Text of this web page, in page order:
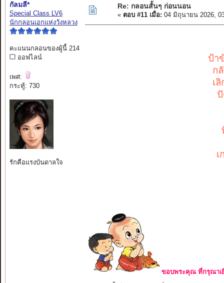
กัลมลี*
Special Class LV6
นักกลอนเอกแห่งวังหลวง
คะแนนกลอนของผู้นี้ 214
ออฟไลน์
เพศ:
กระทู้: 730
รักคือแรงบันดาลใจ
Re: กลอนสั้นๆ ก่อนนอน
« ตอบ #11 เมื่อ: 04 มิถุนายน 2026,
ป้า
ก
เ
ขอบพระคุณ ที่กรุณาเ